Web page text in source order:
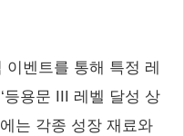
벤트를 통해 특정 레
등용문 III 레벨 달성 상
는 각종 성장 재료와